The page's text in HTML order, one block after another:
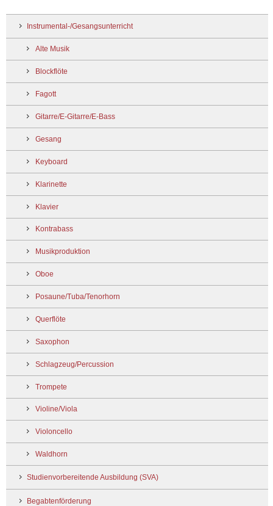
Instrumental-/Gesangsunterricht
Alte Musik
Blockflöte
Fagott
Gitarre/E-Gitarre/E-Bass
Gesang
Keyboard
Klarinette
Klavier
Kontrabass
Musikproduktion
Oboe
Posaune/Tuba/Tenorhorn
Querflöte
Saxophon
Schlagzeug/Percussion
Trompete
Violine/Viola
Violoncello
Waldhorn
Studienvorbereitende Ausbildung (SVA)
Begabtenförderung